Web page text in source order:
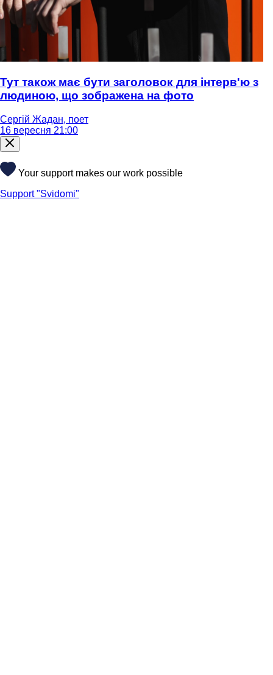
Тут також має бути заголовок для інтерв'ю з
людиною, що зображена на фото
Сергій Жадан, поет
16 вересня 21:00
Your support makes our work possible
Support "Svidomi"